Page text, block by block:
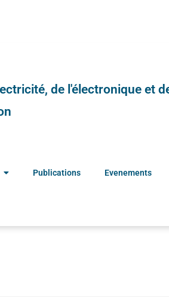
de l'électronique et
Publications Evenements